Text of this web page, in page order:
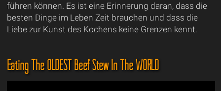
führen können. Es ist eine Erinnerung daran, dass die
besten Dinge im Leben Zeit brauchen und dass die
Liebe zur Kunst des Kochens keine Grenzen kennt.
Eating The OLDEST Beef Stew In The WORLD